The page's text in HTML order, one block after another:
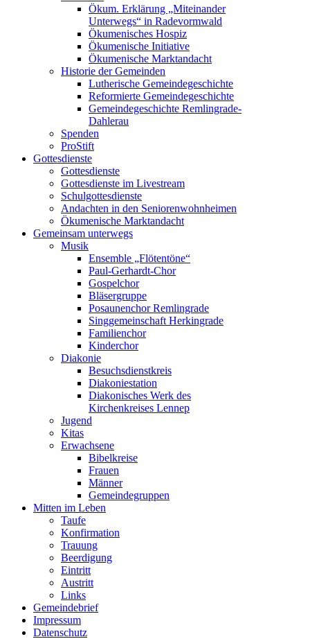
Ökum. Erklärung „Miteinander
Unterwegs“ in Radevormwald
Ökumenisches Hospiz
Ökumenische Initiative
Ökumenische Marktandacht
Historie der Gemeinden
Lutherische Gemeindegeschichte
Reformierte Gemeindegeschichte
Gemeindegeschichte Remlingrade-
Dahlerau
Spenden
ProStift
Gottesdienste
Gottesdienste
Gottesdienste im Livestream
Schulgottesdienste
Andachten in den Seniorenwohnheimen
Ökumenische Marktandacht
Gemeinsam unterwegs
Musik
Ensemble „Flötentöne“
Paul-Gerhardt-Chor
Gospelchor
Bläsergruppe
Posaunenchor Remlingrade
Singgemeinschaft Herkingrade
Familienchor
Kinderchor
Diakonie
Besuchsdienstkreis
Diakoniestation
Diakonisches Werk des
Kirchenkreises Lennep
Jugend
Kitas
Erwachsene
Bibelkreise
Frauen
Männer
Gemeindegruppen
Mitten im Leben
Taufe
Konfirmation
Trauung
Beerdigung
Eintritt
Austritt
Links
Gemeindebrief
Impressum
Datenschutz